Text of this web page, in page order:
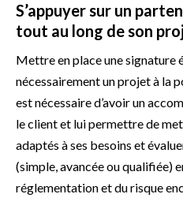
S’appuyer sur un
tout au long de son
Mettre en place une signature
nécessairement un projet à la
est nécessaire d’avoir un
le client et lui permettre de
adaptés à ses besoins et
(simple, avancée ou qualifiée)
réglementation et du risque